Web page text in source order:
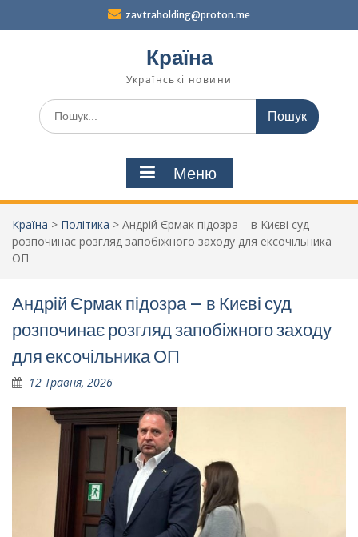
zavtraholding@proton.me
Країна
Українські новини
Шукати:
Меню
Країна > Політика > Андрій Єрмак підозра – в Києві суд
розпочинає розгляд запобіжного заходу для ексочільника
ОП
Андрій Єрмак підозра – в Києві суд
розпочинає розгляд запобіжного заходу
для ексочільника ОП
12 Травня, 2026